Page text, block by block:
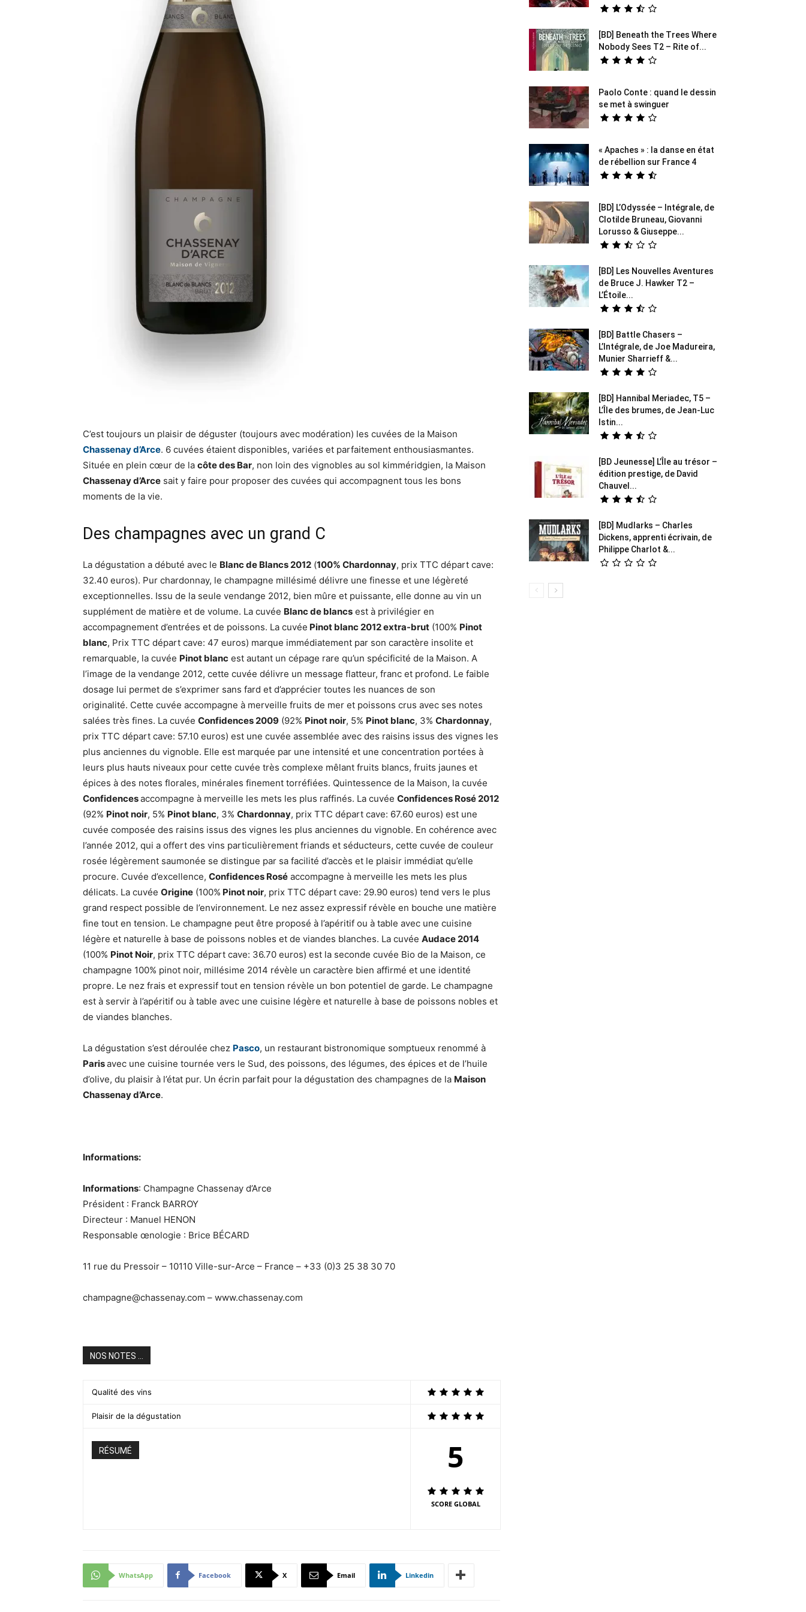
C’est toujours un plaisir de déguster (toujours avec modération) les cuvées de la Maison
Chassenay d’Arce. 6 cuvées étaient disponibles, variées et parfaitement enthousiasmantes.
Située en plein cœur de la côte des Bar, non loin des vignobles au sol kimméridgien, la Maison
Chassenay d’Arce sait y faire pour proposer des cuvées qui accompagnent tous les bons
moments de la vie.
Des champagnes avec un grand C
La dégustation a débuté avec le Blanc de Blancs 2012 (100% Chardonnay, prix TTC départ cave:
32.40 euros). Pur chardonnay, le champagne millésimé délivre une finesse et une légèreté
exceptionnelles. Issu de la seule vendange 2012, bien mûre et puissante, elle donne au vin un
supplément de matière et de volume. La cuvée Blanc de blancs est à privilégier en
accompagnement d’entrées et de poissons. La cuvée Pinot blanc 2012 extra-brut (100% Pinot
blanc, Prix TTC départ cave: 47 euros) marque immédiatement par son caractère insolite et
remarquable, la cuvée Pinot blanc est autant un cépage rare qu’un spécificité de la Maison. A
l’image de la vendange 2012, cette cuvée délivre un message flatteur, franc et profond. Le faible
dosage lui permet de s’exprimer sans fard et d’apprécier toutes les nuances de son
originalité. Cette cuvée accompagne à merveille fruits de mer et poissons crus avec ses notes
salées très fines. La cuvée Confidences 2009 (92% Pinot noir, 5% Pinot blanc, 3% Chardonnay,
prix TTC départ cave: 57.10 euros) est une cuvée assemblée avec des raisins issus des vignes les
plus anciennes du vignoble. Elle est marquée par une intensité et une concentration portées à
leurs plus hauts niveaux pour cette cuvée très complexe mêlant fruits blancs, fruits jaunes et
épices à des notes florales, minérales finement torréfiées. Quintessence de la Maison, la cuvée
Confidencesaccompagne à merveille les mets les plus raffinés. La cuvée Confidences Rosé 2012
(92% Pinot noir, 5% Pinot blanc, 3% Chardonnay, prix TTC départ cave: 67.60 euros) est une
cuvée composée des raisins issus des vignes les plus anciennes du vignoble. En cohérence avec
l’année 2012, qui a offert des vins particulièrement friands et séducteurs, cette cuvée de couleur
rosée légèrement saumonée se distingue par sa facilité d’accès et le plaisir immédiat qu’elle
procure. Cuvée d’excellence, Confidences Rosé accompagne à merveille les mets les plus
délicats. La cuvée Origine (100% Pinot noir, prix TTC départ cave: 29.90 euros) tend vers le plus
grand respect possible de l’environnement. Le nez assez expressif révèle en bouche une matière
fine tout en tension. Le champagne peut être proposé à l’apéritif ou à table avec une cuisine
légère et naturelle à base de poissons nobles et de viandes blanches. La cuvée Audace 2014
(100% Pinot Noir, prix TTC départ cave: 36.70 euros) est la seconde cuvée Bio de la Maison, ce
champagne 100% pinot noir, millésime 2014 révèle un caractère bien affirmé et une identité
propre. Le nez frais et expressif tout en tension révèle un bon potentiel de garde. Le champagne
est à servir à l’apéritif ou à table avec une cuisine légère et naturelle à base de poissons nobles et
de viandes blanches.
La dégustation s’est déroulée chez Pasco, un restaurant bistronomique somptueux renommé à
Parisavec une cuisine tournée vers le Sud, des poissons, des légumes, des épices et de l’huile
d’olive, du plaisir à l’état pur. Un écrin parfait pour la dégustation des champagnes de la Maison
Chassenay d’Arce.
Informations:
Informations: Champagne Chassenay d’Arce
Président : Franck BARROY
Directeur : Manuel HENON
Responsable œnologie : Brice BÉCARD
11 rue du Pressoir – 10110 Ville-sur-Arce – France – +33 (0)3 25 38 30 70
champagne@chassenay.com – www.chassenay.com
NOS NOTES ...
Qualité des vins
Plaisir de la dégustation
RÉSUMÉ 5
SCORE GLOBAL
WhatsApp Facebook X Email Linkedin
[BD] Beneath the Trees Where
Nobody Sees T2 – Rite of...
Paolo Conte : quand le dessin
se met à swinguer
« Apaches » : la danse en état
de rébellion sur France 4
[BD] L’Odyssée – Intégrale, de
Clotilde Bruneau, Giovanni
Lorusso & Giuseppe...
[BD] Les Nouvelles Aventures
de Bruce J. Hawker T2 –
L’Étoile...
[BD] Battle Chasers –
L’Intégrale, de Joe Madureira,
Munier Sharrieff &...
[BD] Hannibal Meriadec, T5 –
L’Île des brumes, de Jean-Luc
Istin...
[BD Jeunesse] L’Île au trésor –
édition prestige, de David
Chauvel...
[BD] Mudlarks – Charles
Dickens, apprenti écrivain, de
Philippe Charlot &...